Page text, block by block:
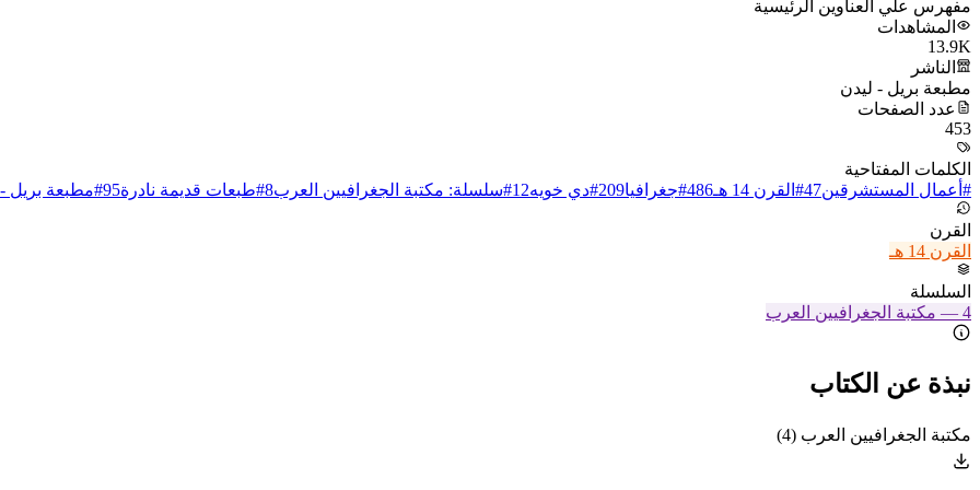
مفهرس علي العناوين الرئيسية
المشاهدات
13.9K
الناشر
مطبعة بريل - ليدن
عدد الصفحات
453
الكلمات المفتاحية
# أعمال المستشرقين47
# القرن 14 هـ 486
#جغرافيا209
#دي خويه12
#سلسلة: مكتبة الجغرافيين العرب8
#طبعات قديمة نادرة95
#مطبعة بريل
القرن
القرن 14 هـ
السلسلة
4
— مكتبة الجغرافيين العرب
نبذة عن الكتاب
مكتبة الجغرافيين العرب (4)